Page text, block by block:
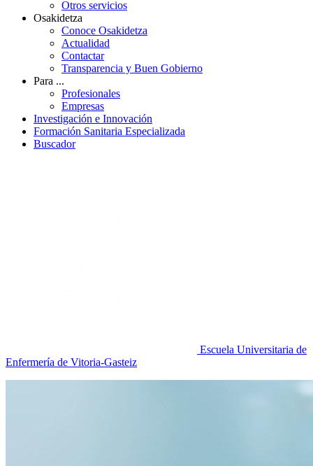
Otros servicios
Osakidetza
Conoce Osakidetza
Actualidad
Contactar
Transparencia y Buen Gobierno
Para ...
Profesionales
Empresas
Investigación e Innovación
Formación Sanitaria Especializada
Buscador
Escuela Universitaria de
Enfermería de Vitoria-Gasteiz